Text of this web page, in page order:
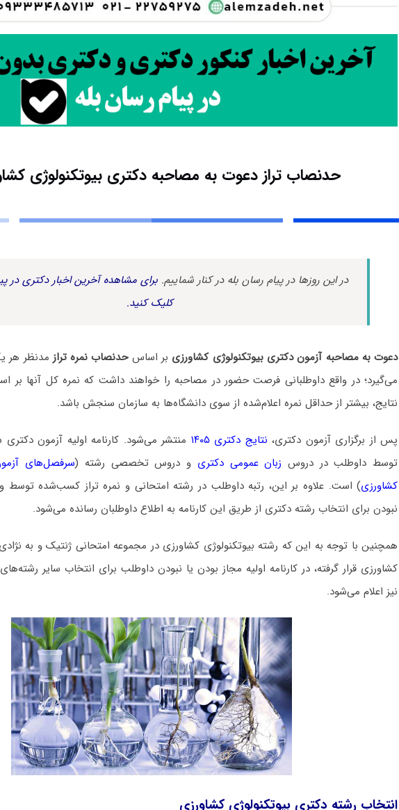
حدنصاب تراز دعوت به مصاحبه دکتری بیوتکنولوژی
در این روزها در پیام رسان بله در کنار شماییم. برای مشاهده آخرین اخبار دکتری در
کلیک کنید.
دعوت به مصاحبه آزمون دکتری بیوتکنولوژی کشاورزی بر اساسحدنصاب نمره ترازمدنظر هر
می‌گیرد؛ در واقع داوطلبانی فرصت حضور در مصاحبه را خواهند داشت که نمره کل آنها بر
نتایج، بیشتر از حداقل نمره اعلام‌شده از سوی دانشگاه‌ها به سازمان سنجش باشد.
پس از برگزاری آزمون دکتری، نتایج دکتری ۱۴۰۵
منتشر می‌شود. کارنامه اولیه آزمون
توسط داوطلب در دروس زبان عمومی دکتری و دروس تخصصی رشته (سرفصل‌های
کشاورزی) است. علاوه بر این، رتبه داوطلب در رشته امتحانی و نمره تراز کسب‌شده توسط
نبودن برای انتخاب رشته دکتری از طریق این کارنامه به اطلاع داوطلبان رسانده می‌شود.
همچنین با توجه به این که رشته بیوتکنولوژی کشاورزی در مجموعه امتحانی ژنتیک و به
کشاورزی قرار گرفته، در کارنامه اولیه مجاز بودن یا نبودن داوطلب برای انتخاب سایر
نیز اعلام می‌شود.
انتخاب رشته دکتری بیوتکنولوژی کشاورزی